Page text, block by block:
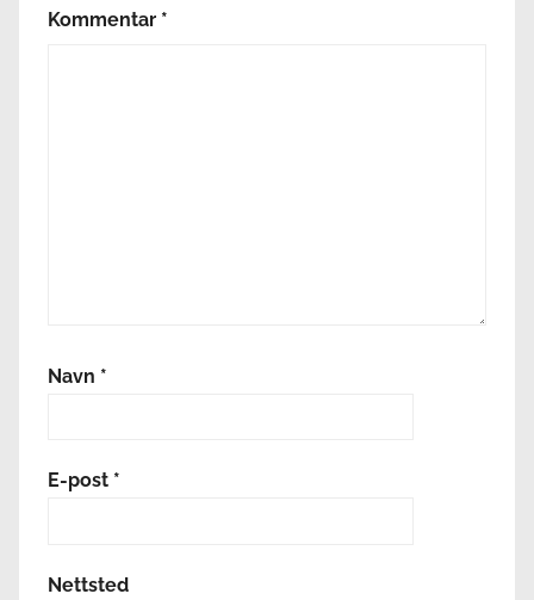
Kommentar *
Navn *
E-post *
Nettsted